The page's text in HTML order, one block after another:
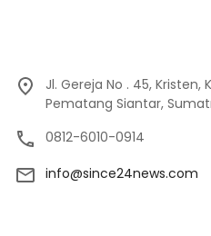
Jl. Gereja No . 45, Kristen,
Pematang Siantar,
0812-6010-0914
info@since24news.com